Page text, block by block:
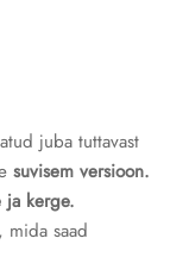
juba tuttavast
suvisem versioon.
kerge.
saad